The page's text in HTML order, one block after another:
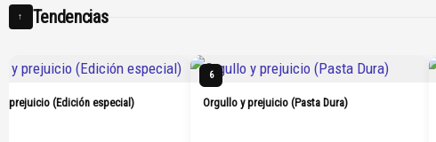
↑ Tendencias
prejuicio (Edición especial)
6
Orgullo y prejuicio (Pasta Dura)